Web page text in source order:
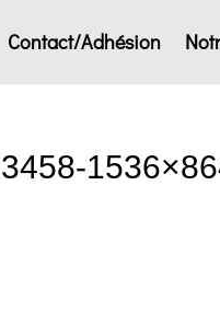
Contact/Adhésion